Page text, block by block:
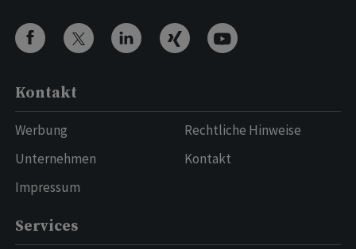
Kontakt
Werbung
Unternehmen
Impressum
Rechtliche Hinweise
Kontakt
Services